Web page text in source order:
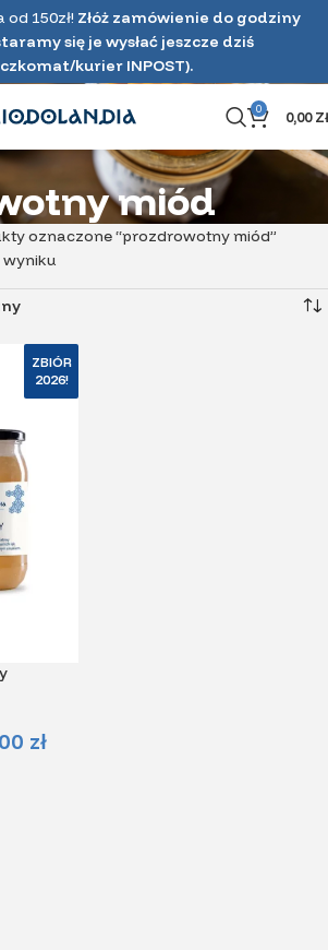
150zł! Złóż zamówienie do godziny
się je wysłać jeszcze dziś
kurier INPOST).
0 0,00
miód
oznaczone “prozdrowotny miód”
wyniku
ZBIÓR
2026!
zł